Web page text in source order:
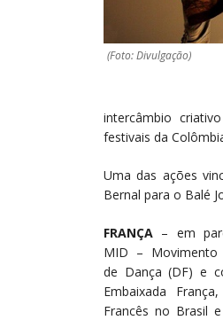
(Foto: Divulgação)
intercâmbio
festivais da
Uma das ações
Bernal para o Balé
FRANÇA – em
MID – Movimento
de Dança (DF) e
Embaixada
Francês no Brasil